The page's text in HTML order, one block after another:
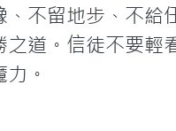
不留地步、不
道。信徒不要
。